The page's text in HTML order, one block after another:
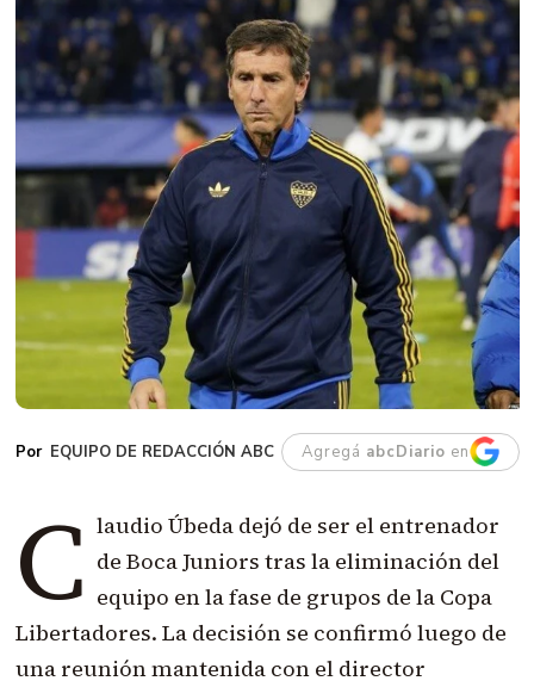
EQUIPO DE REDACCIÓN ABC Agregá abcDiario en
C laudio Úbeda dejó de ser el entrenador
de Boca Juniors tras la eliminación del
equipo en la fase de grupos de la Copa
Libertadores. La decisión se confirmó luego de
una reunión mantenida con el director